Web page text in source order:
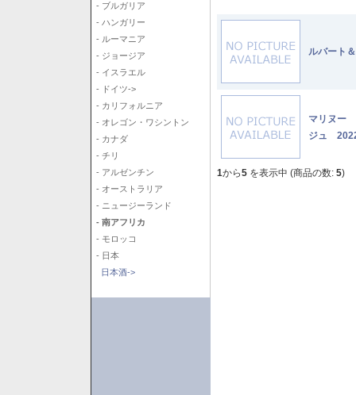
- ブルガリア
- ハンガリー
- ルーマニア
- ジョージア
- イスラエル
- ドイツ->
- カリフォルニア
- オレゴン・ワシントン
- カナダ
- チリ
- アルゼンチン
- オーストラリア
- ニュージーランド
- 南アフリカ
- モロッコ
- 日本
日本酒->
ルバート
マリヌー
ジュ
1から5 を表示中 (商品の数: 5)